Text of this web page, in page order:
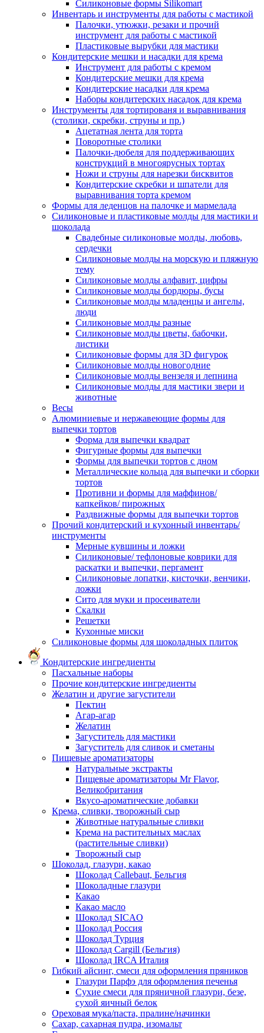
Силиконовые формы Silikomart
Инвентарь и инструменты для работы с мастикой
Палочки, утюжки, резаки и прочий
инструмент для работы с мастикой
Пластиковые вырубки для мастики
Кондитерские мешки и насадки для крема
Инструмент для работы с кремом
Кондитерские мешки для крема
Кондитерские насадки для крема
Наборы кондитерских насадок для крема
Инструменты для тортированя и выравнивания
(столики, скребки, струны и пр.)
Ацетатная лента для торта
Поворотные столики
Палочки-дюбеля для поддерживающих
конструкций в многоярусных тортах
Ножи и струны для нарезки бисквитов
Кондитерские скребки и шпатели для
выравнивания торта кремом
Формы для леденцов на палочке и мармелада
Силиконовые и пластиковые молды для мастики и
шоколада
Свадебные силиконовые молды, любовь,
сердечки
Силиконовые молды на морскую и пляжную
тему
Силиконовые молды алфавит, цифры
Силиконовые молды бордюры, бусы
Силиконовые молды младенцы и ангелы,
люди
Силиконовые молды разные
Силиконовые молды цветы, бабочки,
листики
Силиконовые формы для 3D фигурок
Силиконовые молды новогодние
Силиконовые молды вензеля и лепнина
Силиконовые молды для мастики звери и
животные
Весы
Алюминиевые и нержавеющие формы для
выпечки тортов
Форма для выпечки квадрат
Фигурные формы для выпечки
Формы для выпечки тортов с дном
Металлические кольца для выпечки и сборки
тортов
Противни и формы для маффинов/
капкейков/ пирожных
Раздвижные формы для выпечки тортов
Прочий кондитерский и кухонный инвентарь/
инструменты
Мерные кувшины и ложки
Силиконовые/ тефлоновые коврики для
раскатки и выпечки, пергамент
Силиконовые лопатки, кисточки, венчики,
ложки
Сито для муки и просеиватели
Скалки
Решетки
Кухонные миски
Силиконовые формы для шоколадных плиток
Кондитерские ингредиенты
Пасхальные наборы
Прочие кондитерские ингредиенты
Желатин и другие загустители
Пектин
Агар-агар
Желатин
Загуститель для мастики
Загуститель для сливок и сметаны
Пищевые ароматизаторы
Натуральные экстракты
Пищевые ароматизаторы Mr Flavor,
Великобритания
Вкусо-ароматические добавки
Крема, сливки, творожный сыр
Животные натуральные сливки
Крема на растительных маслах
(растительные сливки)
Творожный сыр
Шоколад, глазури, какао
Шоколад Callebaut, Бельгия
Шоколадные глазури
Какао
Какао масло
Шоколад SICAO
Шоколад Россия
Шоколад Турция
Шоколад Cargill (Бельгия)
Шоколад IRCA Италия
Гибкий айсинг, смеси для оформления пряников
Глазури Парфэ для оформления печенья
Сухие смеси для пряничной глазури, безе,
сухой яичный белок
Ореховая мука/паста, пралине/начинки
Сахар, сахарная пудра, изомальт